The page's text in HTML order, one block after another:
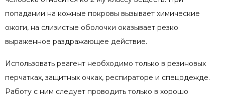
попадании на кожные покровы вызывает химические
ожоги, на слизистые оболочки оказывает резко
выраженное раздражающее действие.
Использовать реагент необходимо только в резиновых
перчатках, защитных очках, респираторе и спецодежде.
Работу с ним следует проводить только в хорошо